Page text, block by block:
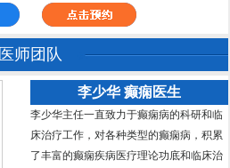
医师团队
李少华 癫痫医生
李少华主任一直致力于癫痫病的科研和临
床治疗工作，对各种类型的癫痫病，积累
了丰富的癫痫疾病医疗理论功底和临床治